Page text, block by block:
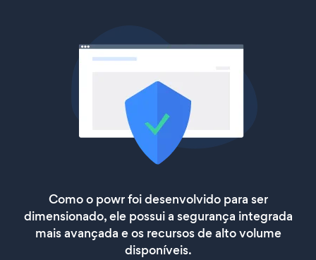
Como o powr foi desenvolvido para ser
dimensionado, ele possui a segurança integrada
mais avançada e os recursos de alto volume
disponíveis.